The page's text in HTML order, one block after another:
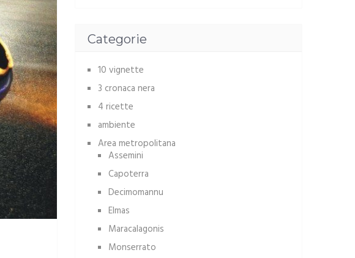
Categorie
10 vignette
3 cronaca nera
4 ricette
ambiente
Area metropolitana
Assemini
Capoterra
Decimomannu
Elmas
Maracalagonis
Monserrato